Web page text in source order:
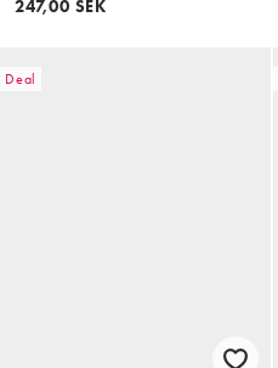
247,00 SEK
Deal